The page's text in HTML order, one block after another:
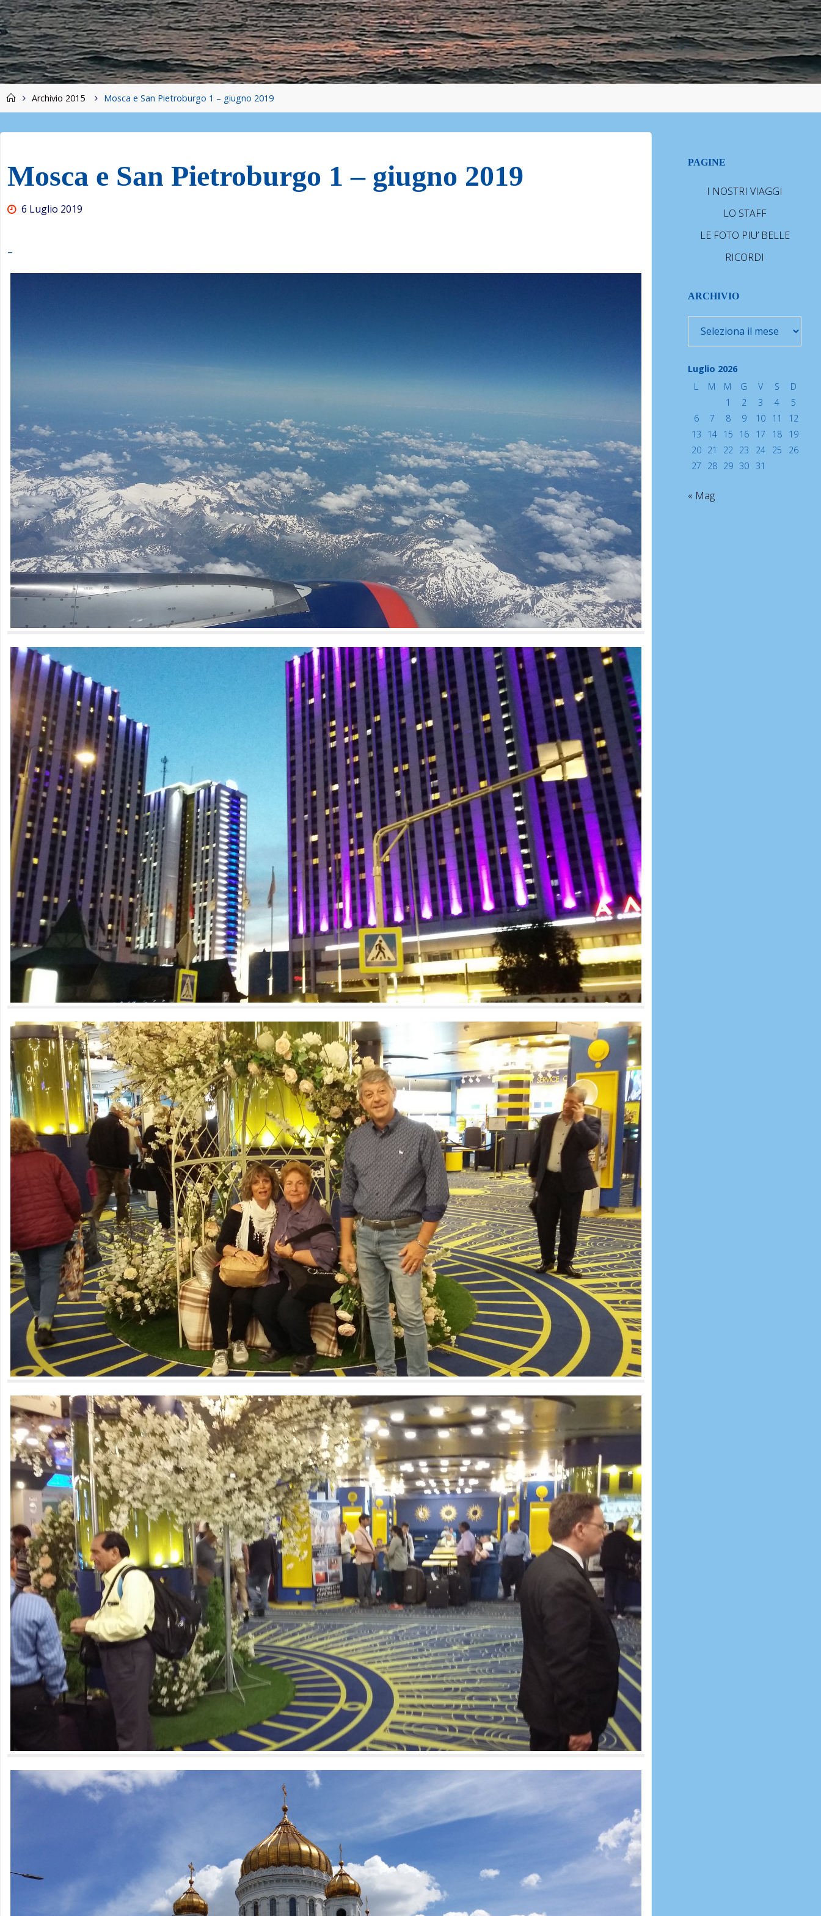
HomeArchivio 2015 Mosca e San Pietroburgo 1 – giugno 2019
Mosca e San Pietroburgo 1 – giugno 2019
6 Luglio 2019
–
PAGINE
I NOSTRI VIAGGI
LO STAFF
LE FOTO PIU’ BELLE
RICORDI
ARCHIVIO
Archivio
Luglio 2026
L
M M G V S
D
1
2 3 4
5
6
7 8 9 10 11
12
13
14 15 16 17 18
19
20
21 22 23 24 25
26
27
28 29 30 31
« Mag